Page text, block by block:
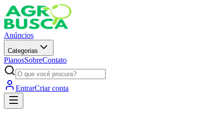
Anúncios
Categorias
PlanosSobreContato
EntrarCriar conta